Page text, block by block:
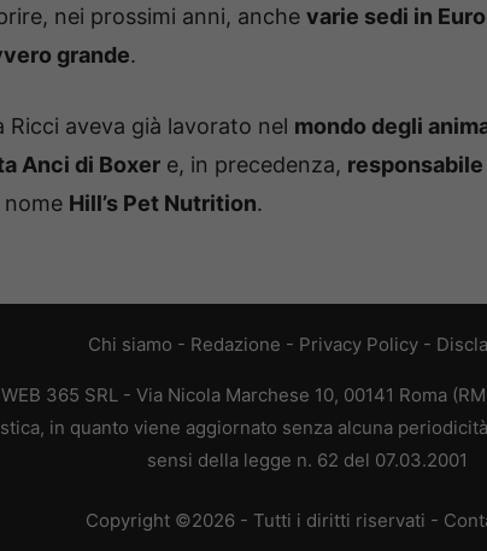
nei prossimi anni, anche varie sedi in
grande.
Ricci aveva già lavorato nel mondo degli
Anci di Boxer e, in precedenza, responsabile
Hill’s Pet Nutrition.
Chi siamo - Redazione - Privacy Policy -
365 SRL - Via Nicola Marchese 10, 00141 Roma
in quanto viene aggiornato senza alcuna
sensi della legge n. 62 del 07.03.2001
Copyright ©2026 - Tutti i diritti riservati -